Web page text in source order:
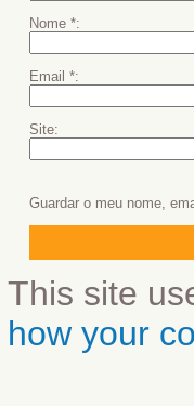
Nome *
Email *
Site
Guardar o meu nome,
This site
how your